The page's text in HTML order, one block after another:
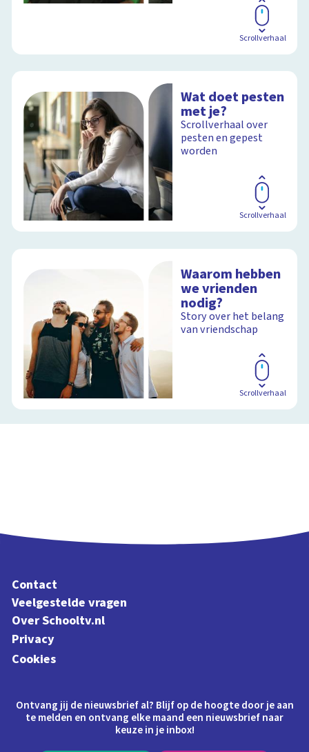
Scrollverhaal
Wat doet pesten
met je?
Scrollverhaal over
pesten en gepest
worden
Scrollverhaal
Waarom hebben
we vrienden
nodig?
Story over het belang
van vriendschap
Scrollverhaal
Contact
Veelgestelde vragen
Over Schooltv.nl
Privacy
Cookies
Ontvang jij de nieuwsbrief al? Blijf op de hoogte door je aan
te melden en ontvang elke maand een nieuwsbrief naar
keuze in je inbox!